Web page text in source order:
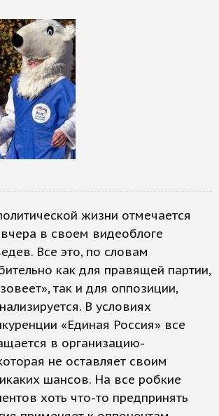
жизни отмечается
вчера в своем видеоблоге
Все это, по словам
как для правящей партии,
так и для оппозиции,
В условиях
«Единая Россия» все
в организацию-
не оставляет своим
шансов. На все робкие
хоть что-то предпринять